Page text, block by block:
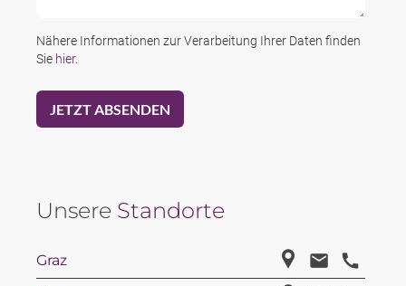
Nähere Informationen zur Verarbeitung Ihrer Daten finden
Sie hier.
Unsere Standorte
Graz